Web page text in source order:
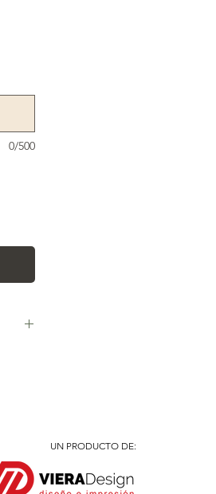
0/500
UN PRODUCTO DE: